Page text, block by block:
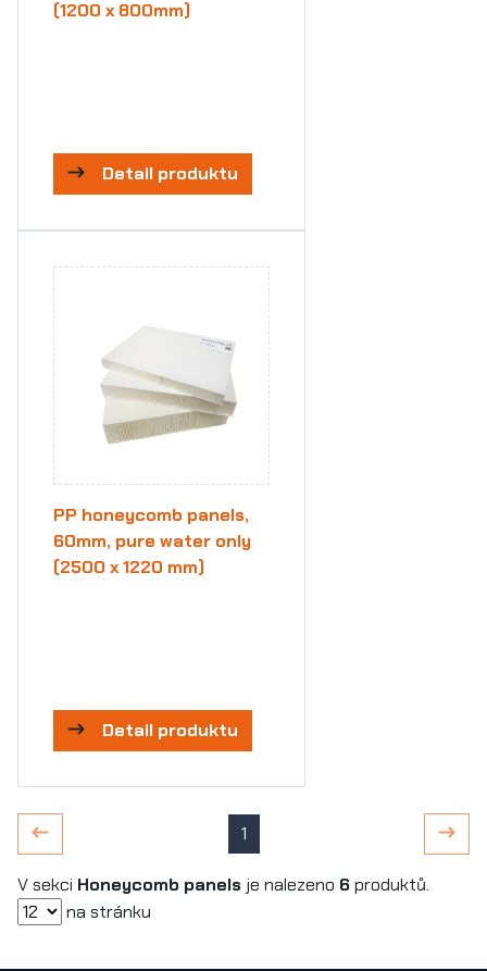
(1200 x 800mm)
Detail produktu
PP honeycomb panels,
60mm, pure water only
(2500 x 1220 mm)
Detail produktu
1
V sekci Honeycomb panels je nalezeno 6produktů.
na stránku